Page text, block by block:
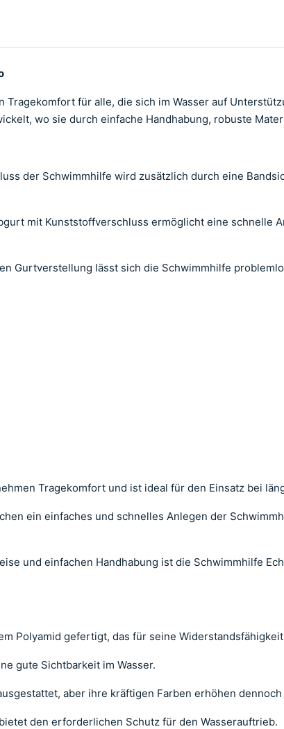
Tragekomfort für alle, die sich im Wasser auf
wo sie durch einfache Handhabung, robuste
der Schwimmhilfe wird zusätzlich durch eine
mit Kunststoffverschluss ermöglicht eine schnelle
Gurtverstellung lässt sich die Schwimmhilfe
Tragekomfort und ist ideal für den Einsatz bei
ein einfaches und schnelles Anlegen der
und einfachen Handhabung ist die Schwimmhilfe
Polyamid gefertigt, das für seine
gute Sichtbarkeit im Wasser.
aber ihre kräftigen Farben erhöhen
den erforderlichen Schutz für den Wasserauftrieb.